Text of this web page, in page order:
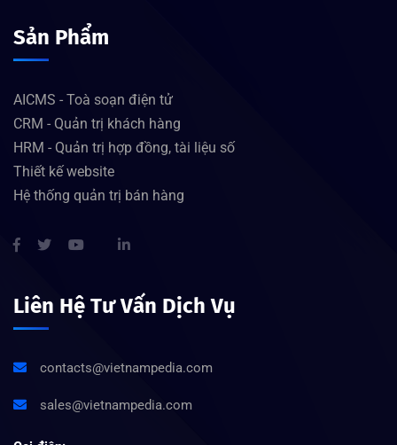
Sản Phẩm
AICMS - Toà soạn điện tử
CRM - Quản trị khách hàng
HRM - Quản trị hợp đồng, tài liệu số
Thiết kế website
Hệ thống quản trị bán hàng
Liên Hệ Tư Vấn Dịch Vụ
contacts@vietnampedia.com
sales@vietnampedia.com